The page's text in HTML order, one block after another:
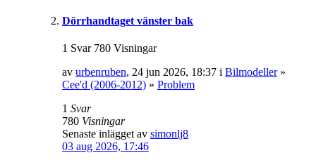
Dörrhandtaget vänster bak
1 Svar 780 Visningar
av urbenruben, 24 jun 2026, 18:37 i Bilmodeller»
Cee'd (2006-2012) » Problem
1 Svar
780 Visningar
Senaste inlägget av simonlj8
03 aug 2026, 17:46